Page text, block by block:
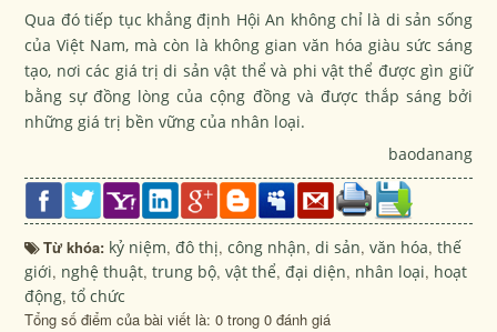
Qua đó tiếp tục khẳng định Hội An không chỉ là di sản sống
của Việt Nam, mà còn là không gian văn hóa giàu sức sáng
tạo, nơi các giá trị di sản vật thể và phi vật thể được gìn giữ
bằng sự đồng lòng của cộng đồng và được thắp sáng bởi
những giá trị bền vững của nhân loại.
baodanang
Từ khóa: kỷ niệm,đô thị,công nhận,di sản,văn hóa,thế
giới, nghệ thuật,trung bộ,vật thể,đại diện, nhân loại, hoạt
động,tổ chức
Tổng số điểm của bài viết là: 0 trong 0 đánh giá